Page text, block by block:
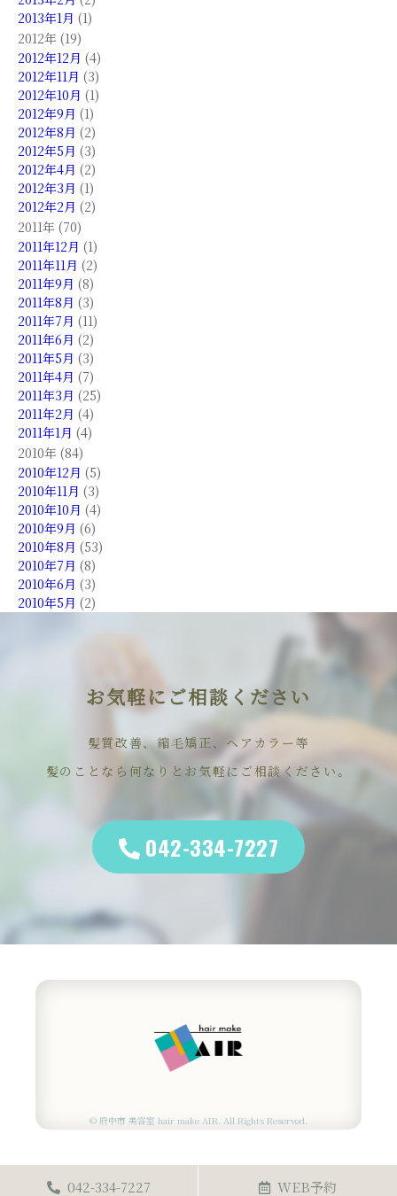
2013年1月 (1)
2012年 (19)
2012年12月 (4)
2012年11月 (3)
2012年10月 (1)
2012年9月 (1)
2012年8月 (2)
2012年5月 (3)
2012年4月 (2)
2012年3月 (1)
2012年2月 (2)
2011年 (70)
2011年12月 (1)
2011年11月 (2)
2011年9月 (8)
2011年8月 (3)
2011年7月 (11)
2011年6月 (2)
2011年5月 (3)
2011年4月 (7)
2011年3月 (25)
2011年2月 (4)
2011年1月 (4)
2010年 (84)
2010年12月 (5)
2010年11月 (3)
2010年10月 (4)
2010年9月 (6)
2010年8月 (53)
2010年7月 (8)
2010年6月 (3)
2010年5月 (2)
お気軽にご相談ください
髪質改善、縮毛矯正、ヘアカラー等
髪のことなら何なりとお気軽にご相談ください。
042-334-7227
© 府中市 美容室 hair make AIR. All Rights Reserved.
042-334-7227 WEB予約